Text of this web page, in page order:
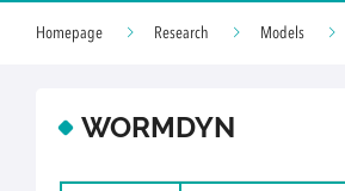
Homepage Research Models
WORMDYN